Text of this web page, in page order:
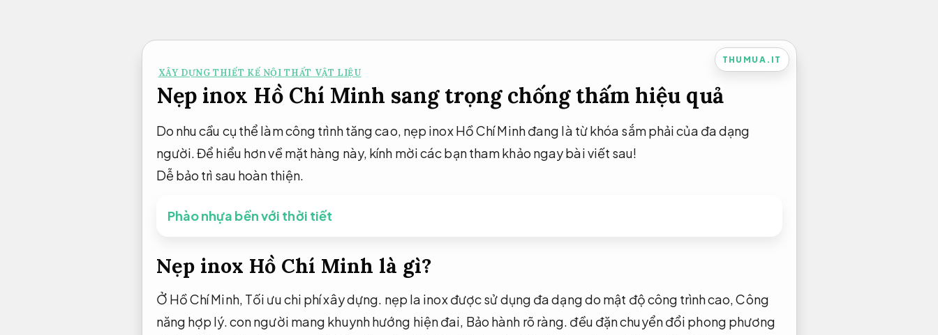
THUMUA.IT
XÂY DỰNG THIẾT KẾ NỘI THẤT VẬT LIỆU
Nẹp inox Hồ Chí Minh sang trọng chống thấm hiệu quả
Do nhu cầu cụ thể làm công trình tăng cao, nẹp inox Hồ Chí Minh đang là từ khóa sắm phải của đa dạng
người. Để hiểu hơn về mặt hàng này, kính mời các bạn tham khảo ngay bài viết sau!
Dễ bảo trì sau hoàn thiện.
Phào nhựa bền với thời tiết
Nẹp inox Hồ Chí Minh là gì?
Ở Hồ Chí Minh, Tối ưu chi phí xây dựng. nẹp la inox được sử dụng đa dạng do mật độ công trình cao,Công
năng hợp lý.con người mang khuynh hướng hiện đai, Bảo hành rõ ràng. đều đặn chuyển đổi phong phương